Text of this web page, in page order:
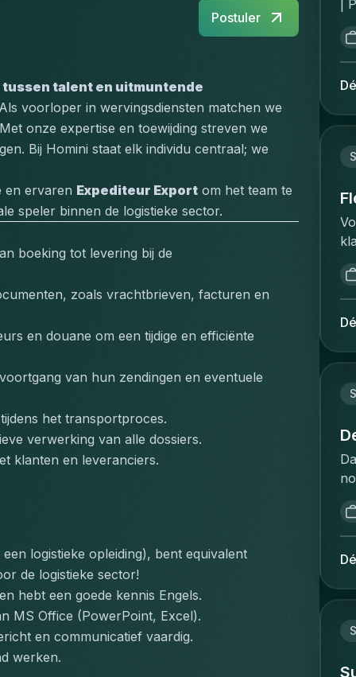
Postuler
tussen talent en uitmuntende
Als voorloper in wervingsdiensten matchen we
onze expertise en toewijding streven we
Bij Homini staat elk individu centraal; we
en ervaren Expediteur Export om het team te
speler binnen de logistieke sector.
boeking tot levering bij de
zoals vrachtbrieven, facturen en
en douane om een tijdige en efficiënte
van hun zendingen en eventuele
het transportproces.
verwerking van alle dossiers.
klanten en leveranciers.
logistieke opleiding), bent equivalent
de logistieke sector!
hebt een goede kennis Engels.
MS Office (PowerPoint, Excel).
en communicatief vaardig.
werken.
|
&